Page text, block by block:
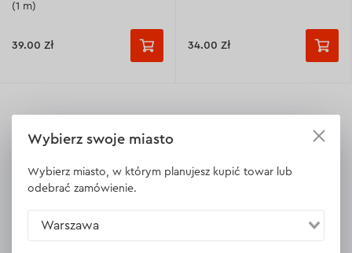
(1 m)
39.00 Zł 34.00 Zł
Wybierz swoje miasto
Wybierz miasto, w którym planujesz kupić towar lub
odebrać zamówienie.
Warszawa